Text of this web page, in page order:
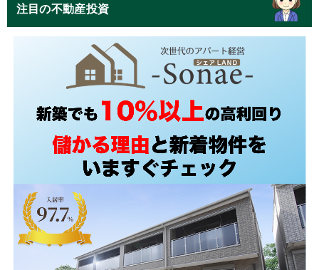
注目の不動産投資